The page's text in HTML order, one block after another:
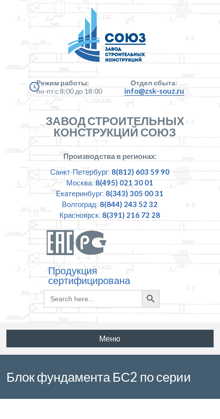
Режим работы:
пн-пт с 8:00 до 18:00
Отдел сбыта:
info@zsk-souz.ru
ЗАВОД СТРОИТЕЛЬНЫХ
КОНСТРУКЦИЙ СОЮЗ
Производства в регионах:
Санкт-Петербург: 8(812) 603 59 90
Москва: 8(495) 021 30 01
Екатеринбург: 8(343) 305 00 31
Волгоград: 8(844) 243 52 32
Красноярск: 8(391) 216 72 28
Продукция
сертифицирована
Search
for:
Search
Button
Меню
Блок фундамента БС2 по серии